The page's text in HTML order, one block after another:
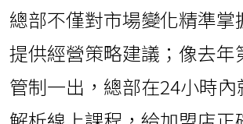
總部不僅對市場變化精準掌
提供經營策略建議；像去年
管制一出，總部在24小時